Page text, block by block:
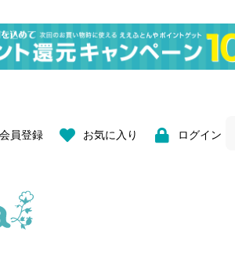
員登録 お気に入り ログイン